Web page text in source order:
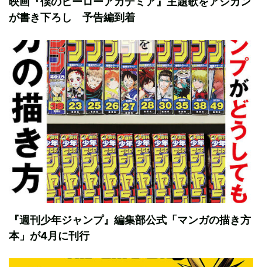
が書き下ろし 予告編到着
『週刊少年ジャンプ』編集部公式「マンガの描き方
本」が4月に刊行